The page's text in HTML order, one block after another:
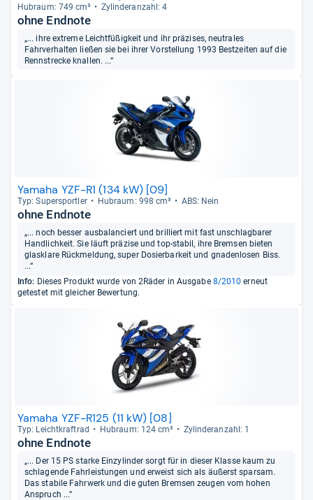
Hub­raum: 749 cm³ Zylin­deran­zahl: 4
ohne Endnote
„... ihre extreme Leichtfüßigkeit und ihr präzises, neutrales
Fahrverhalten ließen sie bei ihrer Vorstellung 1993 Bestzeiten auf die
Rennstrecke knallen. ...“
Yamaha YZF-R1 (134 kW) [09]
Typ: Super­sport­ler Hub­raum: 998 cm³ ABS: Nein
ohne Endnote
„... noch besser ausbalanciert und brilliert mit fast unschlagbarer
Handlichkeit. Sie läuft präzise und top-stabil, ihre Bremsen bieten
glasklare Rückmeldung, super Dosierbarkeit und gnadenlosen Biss.
...“
Info: Dieses Produkt wurde von 2Räder in Ausgabe 8/2010 erneut
getestet mit gleicher Bewertung.
Yamaha YZF-R125 (11 kW) [08]
Typ: Leicht­kraft­rad Hub­raum: 124 cm³ Zylin­deran­zahl: 1
ohne Endnote
„... Der 15 PS starke Einzylinder sorgt für in dieser Klasse kaum zu
schlagende Fahrleistungen und erweist sich als äußerst sparsam.
Das stabile Fahrwerk und die guten Bremsen zeugen vom hohen
Anspruch ...“